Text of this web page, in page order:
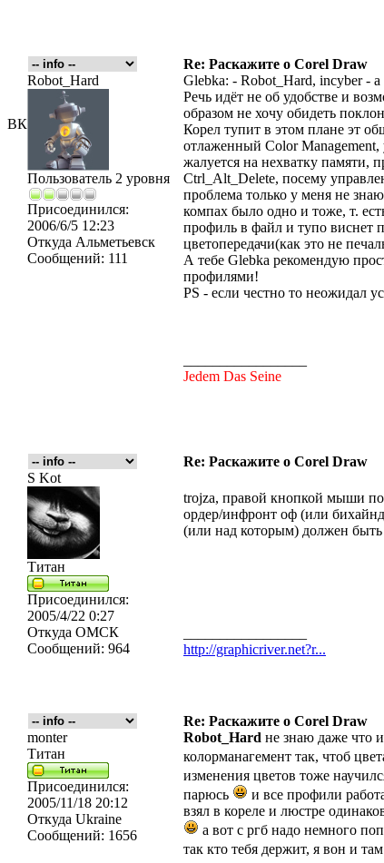
ВК
Re: Раскажите о Corel Draw
Robot_Hard
Пользователь 2 уровня
Присоединился:
2006/6/5 12:23
Откуда Альметьевск
Сообщений: 111
Glebka: - Robot_Hard, incyber -
Речь идёт не об удобстве и
образом не хочу обидеть
Корел тупит в этом плане эт
отлаженный Color
жалуется на нехватку памяти,
Ctrl_Alt_Delete, посему
проблема только у меня не
компах было одно и тоже, т.
профиль в файл и тупо виснет
цветопередачи(как это не
А тебе Glebka рекомендую
профилями!
PS - если честно то неожидал
Jedem Das Seine
Re: Раскажите о Corel Draw
S Kot
Титан
Присоединился:
2005/4/22 0:27
Откуда ОМСК
Сообщений: 964
trojza, правой кнопкой мыши по
ордер/инфронт оф (или
(или над которым) должен быть
http://graphicriver.net?r...
Re: Раскажите о Corel Draw
monter
Титан
Присоединился:
2005/11/18 20:12
Откуда Ukraine
Сообщений: 1656
Robot_Hard не знаю даже что и
колорманагемент так, чтоб
изменения цветов тоже
парюсь
и все профили
взял в кореле и люстре
а вот с ргб надо немного
так кто тебя держит, я вон и